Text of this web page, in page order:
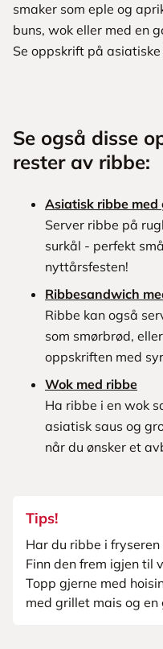
smaker som eple og
buns, wok eller med en
Se oppskrift på asiatiske
Se også disse
rester av ribbe:
Asiatisk ribbe med
Server ribbe på
surkål - perfekt
nyttårsfesten!
Ribbesandwich
Ribbe kan også
som smørbrød,
oppskriften med
Wok med ribbe
Ha ribbe i en wok
asiatisk saus og
når du ønsker et
Tips!
Har du ribbe i
Finn den frem igjen til
Topp gjerne med
med grillet mais og en